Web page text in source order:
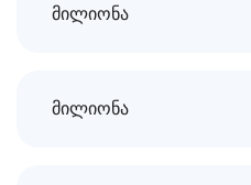
მილიონა
მილიონა